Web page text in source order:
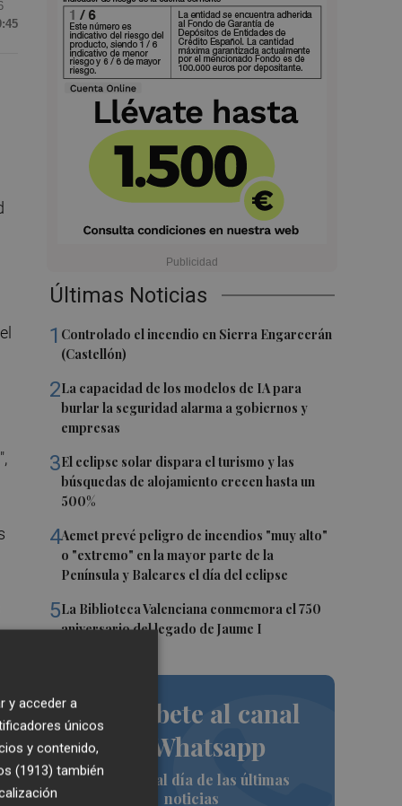
Últimas Noticias
1 Controlado el incendio en Sierra Engarcerán
(Castellón)
2La capacidad de los modelos de IA para
burlar la seguridad alarma a gobiernos y
empresas
3El eclipse solar dispara el turismo y las
búsquedas de alojamiento crecen hasta un
500%
4Aemet prevé peligro de incendios "muy alto"
o "extremo" en la mayor parte de la
Península y Baleares el día del eclipse
5La Biblioteca Valenciana conmemora el 750
aniversario del legado de Jaume I
Suscríbete al canal
de Whatsapp
Siempre al día de las últimas
noticias
y acceder a
únicos
y contenido,
(1913) también